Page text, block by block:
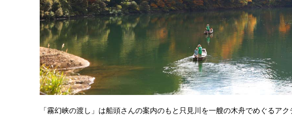
「霧幻峡の渡し」は船頭さんの案内のもと只見川を一艘の木舟でめぐるア